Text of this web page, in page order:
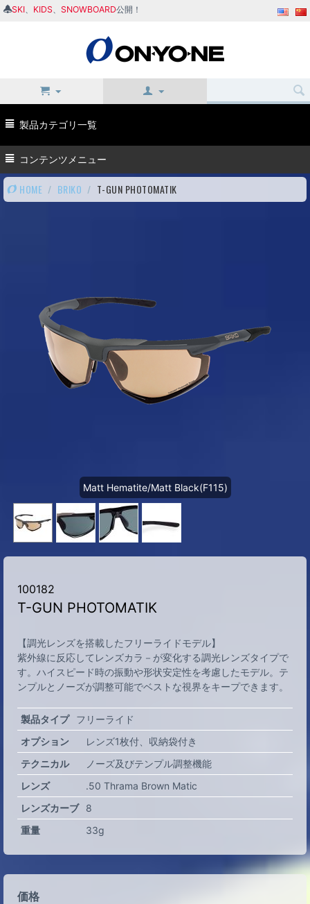
SKI KIDS SNOWBOARD公開！
製品カテゴリ一覧
コンテンツメニュー
HOME / BRIKO / T-GUN PHOTOMATIK
Matt Hematite/Matt Black(F115)
100182
T-GUN PHOTOMATIK
【調光レンズを搭載したフリーライドモデル】
紫外線に反応してレンズカラ－が変化する調光レンズタイプで
す。ハイスピード時の振動や形状安定性を考慮したモデル。テ
ンプルとノーズが調整可能でベストな視界をキープできます。
製品タイプ
フリーライド
オプション
レンズ1枚付
収納袋付き
テクニカル
ノーズ及びテンプル調整機能
レンズ
.50 Thrama Brown Matic
レンズカーブ
8
重量
33g
価格